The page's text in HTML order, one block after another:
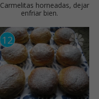
Carmelitas horneadas, dejar
enfriar bien.